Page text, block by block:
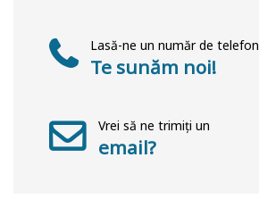
Lasă-ne un număr de telefon
Te sunăm noi!
Vrei să ne trimiți un
email?